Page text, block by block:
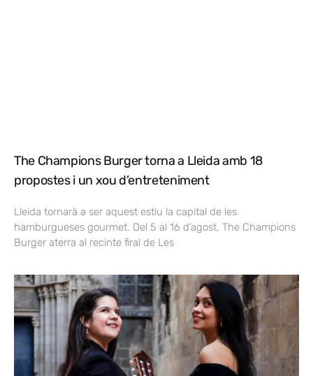
The Champions Burger torna a Lleida amb 18
propostes i un xou d’entreteniment
Lleida tornarà a ser aquest estiu la capital de les
hamburgueses gourmet. Del 5 al 16 d’agost, The Champions
Burger aterra al recinte firal de Les